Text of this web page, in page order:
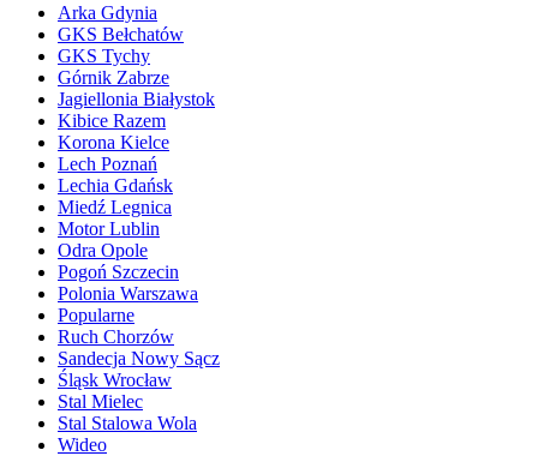
Arka Gdynia
GKS Bełchatów
GKS Tychy
Górnik Zabrze
Jagiellonia Białystok
Kibice Razem
Korona Kielce
Lech Poznań
Lechia Gdańsk
Miedź Legnica
Motor Lublin
Odra Opole
Pogoń Szczecin
Polonia Warszawa
Popularne
Ruch Chorzów
Sandecja Nowy Sącz
Śląsk Wrocław
Stal Mielec
Stal Stalowa Wola
Wideo